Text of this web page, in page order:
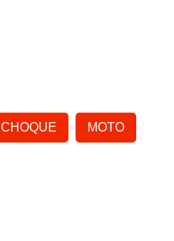
CHOQUE MOTO